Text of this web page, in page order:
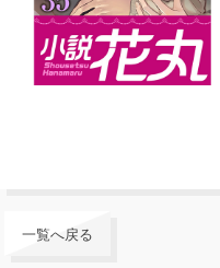
一覧へ戻る